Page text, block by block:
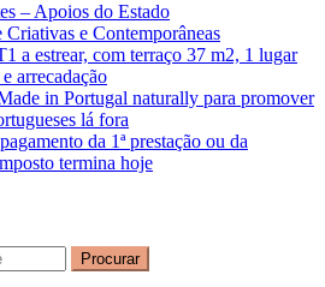
– Apoios do Estado
Criativas e Contemporâneas
a estrear, com terraço 37 m2, 1 lugar
arrecadação
in Portugal naturally para promover
lá fora
da 1ª prestação ou da
termina hoje
Procurar